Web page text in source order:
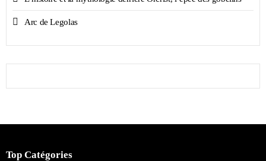
Arc de Legolas
Top Catégories